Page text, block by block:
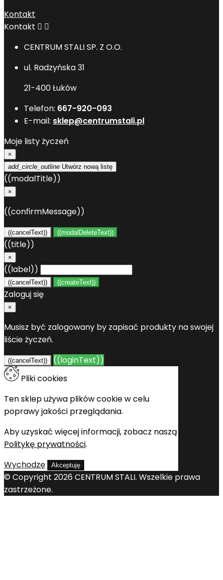
Kontakt
Kontakt  
CENTRUM STALI SP. Z O.O.
ul. Radzyńska 31
21-400 Łuków
Telefon: 667-920-093
E-mail: sklep@centrumstali.pl
Moje listy życzeń
×
add_circle_outline Utwórz nową listę
((modalTitle))
×
((confirmMessage))
((cancelText)) ((modalDeleteText))
((title))
×
((label))
((cancelText)) ((createText))
Zaloguj się
×
Musisz być zalogowany by zapisać produkty na swojej
liście życzeń.
((cancelText))
((loginText))
Pliki cookies
Ten sklep używa plików cookie w celu
poprawy jakości przeglądania.
Aby uzyskać więcej informacji, zobacz naszą
Politykę prywatności.
Wychodzę
Akceptuję
© Copyright 2026 CENTRUM STALI. Wszelkie prawa
zastrzeżone.